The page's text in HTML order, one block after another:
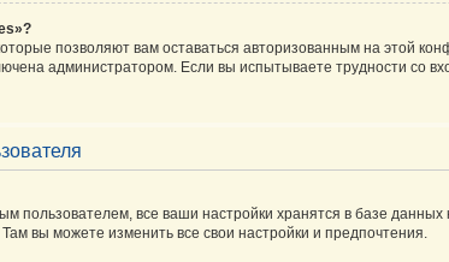
позволяют вам оставаться авторизованным на этой
администратором. Если вы испытываете трудности со
пользователем, все ваши настройки хранятся в базе
Там вы можете изменить все свои настройки и предпочтения.